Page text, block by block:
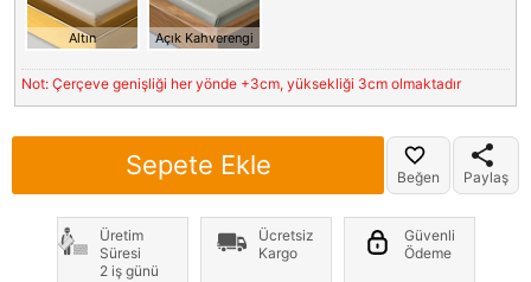
Altın Açık Kahverengi
Not: Çerçeve genişliği her yönde +3cm, yüksekliği 3cm olmaktadır
Sepete Ekle Beğen Paylaş
Üretim
Süresi
2 iş günü
Ücretsiz
Kargo
Güvenli
Ödeme